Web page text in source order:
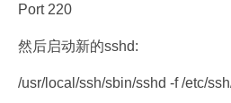
Port 220
然后启动新的sshd:
/usr/local/ssh/sbin/sshd -f /etc/